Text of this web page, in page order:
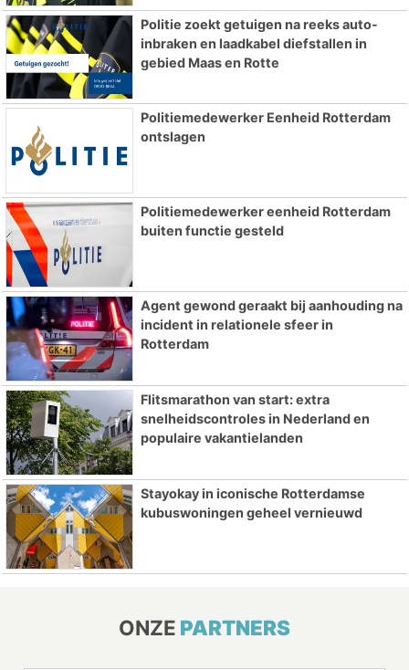
Politie zoekt getuigen na reeks auto-
inbraken en laadkabel diefstallen in
gebied Maas en Rotte
Politiemedewerker Eenheid Rotterdam
ontslagen
Politiemedewerker eenheid Rotterdam
buiten functie gesteld
Agent gewond geraakt bij aanhouding na
incident in relationele sfeer in
Rotterdam
Flitsmarathon van start: extra
snelheidscontroles in Nederland en
populaire vakantielanden
Stayokay in iconische Rotterdamse
kubuswoningen geheel vernieuwd
ONZE PARTNERS